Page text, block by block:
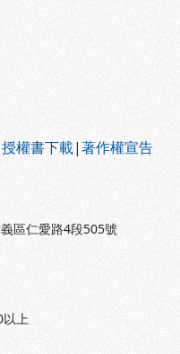
授權書下載|著作權宣告
區仁愛路4段505號
以上